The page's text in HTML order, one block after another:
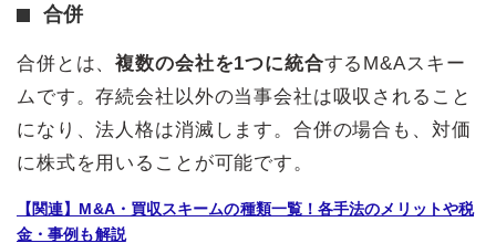
合併
合併とは、複数の会社を1つに統合するM&Aスキー
ムです。存続会社以外の当事会社は吸収されること
になり、法人格は消滅します。合併の場合も、対価
に株式を用いることが可能です。
【関連】M&A・買収スキームの種類一覧！各手法のメリットや税
金・事例も解説